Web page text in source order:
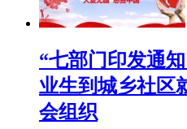
“七部门印发通
业生到城乡社区
会组织